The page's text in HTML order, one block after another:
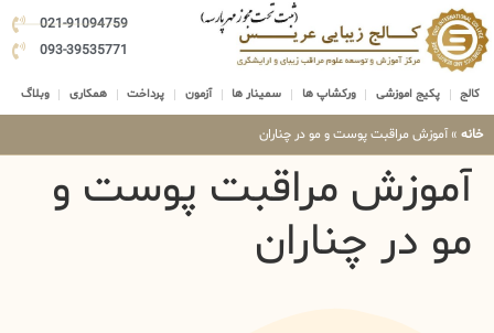
021-91094759
093-39535771
کالج پکیج اموزشی ورکشاپ ها سمینار ها آزمون پرداخت همکاری وبلاگ
خانه »آموزش مراقبت پوست و مو در چناران
آموزش مراقبت پوست و
مو در چناران